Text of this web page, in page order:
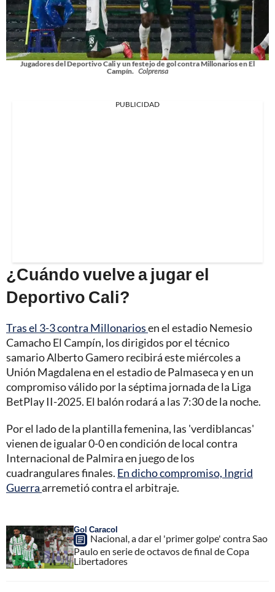
Jugadores del Deportivo Cali y un festejo de gol contra Millonarios en El
Campín. Colprensa
PUBLICIDAD
¿Cuándo vuelve a jugar el
Deportivo Cali?
Tras el 3-3 contra Millonariosen el estadio Nemesio
Camacho El Campín, los dirigidos por el técnico
samario Alberto Gamero recibirá este miércoles a
Unión Magdalena en el estadio de Palmaseca y en un
compromiso válido por la séptima jornada de la Liga
BetPlay II-2025. El balón rodará a las 7:30 de la noche.
Por el lado de la plantilla femenina, las 'verdiblancas'
vienen de igualar 0-0 en condición de local contra
Internacional de Palmira en juego de los
cuadrangulares finales. En dicho compromiso, Ingrid
Guerraarremetió contra el arbitraje.
Gol Caracol
Nacional, a dar el 'primer golpe' contra Sao
Paulo en serie de octavos de final de Copa
Libertadores